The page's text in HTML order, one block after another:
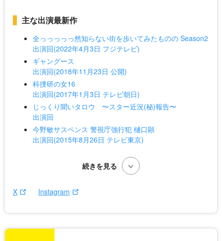
主な出演最新作
全っっっっっ然知らない街を歩いてみたものの Season2
出演回(2022年4月3日 フジテレビ)
ギャングース
出演回(2018年11月23日 公開)
科捜研の女16
出演回(2017年1月3日 テレビ朝日)
じっくり聞いタロウ 〜スター近況(秘)報告〜
出演回
今野敏サスペンス 警視庁強行犯 樋口顕
出演回(2015年8月26日 テレビ東京)
X Instagram